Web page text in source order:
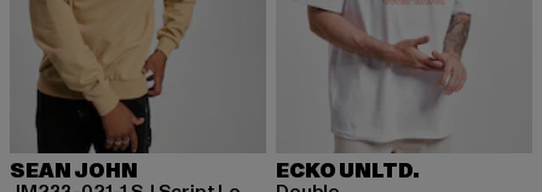
SEAN JOHN ECKO UNLTD.